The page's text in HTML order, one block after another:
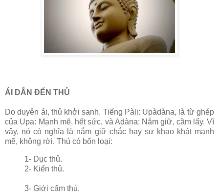
ÁI DẪN ĐẾN THỦ
Do duyên ái, thủ khởi sanh. Tiếng Pàli: Upàdàna, là từ ghép
của Upa: Mạnh mẽ, hết sức, và Adàna: Nắm giữ, cầm lấy. Vì
vậy, nó có nghĩa là nắm giữ chắc hay sự khao khát mạnh
mẽ, không rời. Thủ có bốn loại:
1- Dục thủ.
2- Kiến thủ.
3- Giới cấm thủ.